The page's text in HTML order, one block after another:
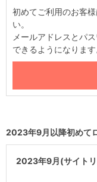
初めてご利用のお客
い。
メールアドレスとパ
できるようになります
2023年9月以降初めて
2023年9月(サイト